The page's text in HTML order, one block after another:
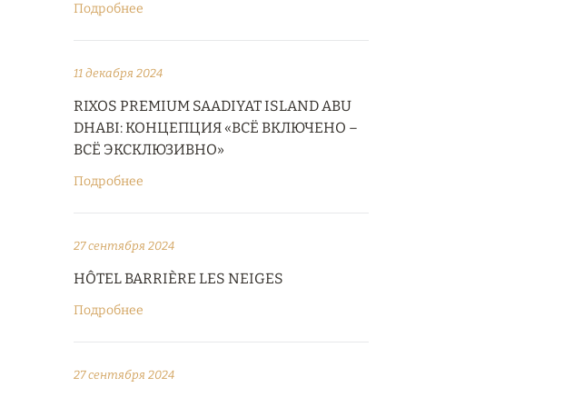
Подробнее
11 декабря 2024
RIXOS PREMIUM SAADIYAT ISLAND ABU
DHABI: КОНЦЕПЦИЯ «ВСЁ ВКЛЮЧЕНО –
ВСЁ ЭКСКЛЮЗИВНО»
Подробнее
27 сентября 2024
HÔTEL BARRIÈRE LES NEIGES
Подробнее
27 сентября 2024